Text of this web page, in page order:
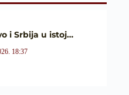
i Srbija u istoj…
18:37